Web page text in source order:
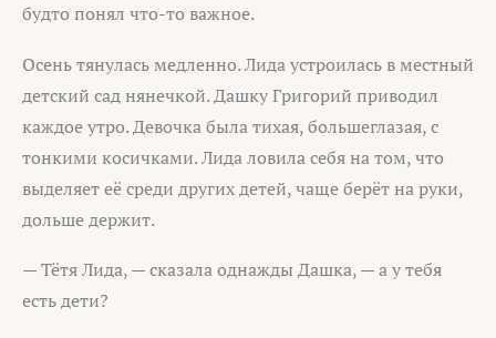
будто понял что-то важное.
Осень тянулась медленно. Лида устроилась в местный
детский сад нянечкой. Дашку Григорий приводил
каждое утро. Девочка была тихая, большеглазая, с
тонкими косичками. Лида ловила себя на том, что
выделяет её среди других детей, чаще берёт на руки,
дольше держит.
— Тётя Лида, — сказала однажды Дашка, — а у тебя
есть дети?